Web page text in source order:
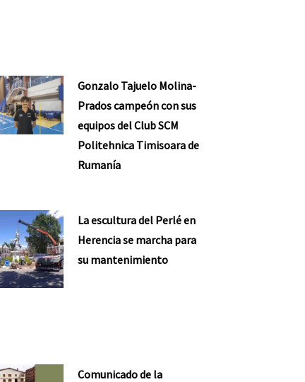
Gonzalo Tajuelo Molina-
Prados campeón con sus
equipos del Club SCM
Politehnica Timisoara de
Rumanía
La escultura del Perlé en
Herencia se marcha para
su mantenimiento
Comunicado de la